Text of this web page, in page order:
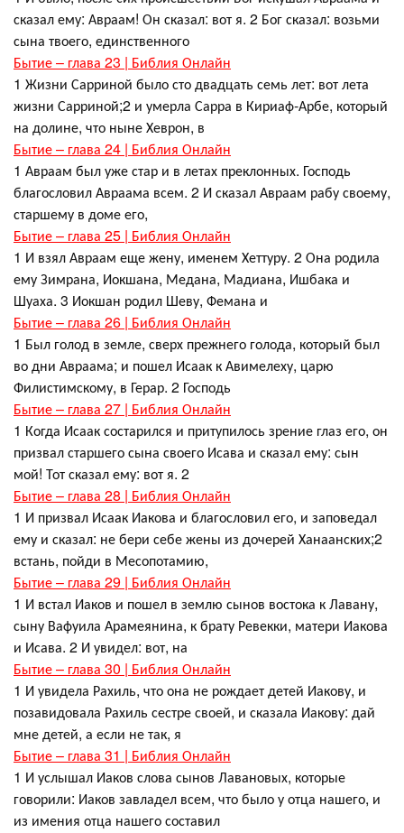
сказал ему: Авраам! Он сказал: вот я. 2 Бог сказал: возьми
сына твоего, единственного
Бытие – глава 23 | Библия Онлайн
1 Жизни Сарриной было сто двадцать семь лет: вот лета
жизни Сарриной;2 и умерла Сарра в Кириаф-Арбе, который
на долине, что ныне Хеврон, в
Бытие – глава 24 | Библия Онлайн
1 Авраам был уже стар и в летах преклонных. Господь
благословил Авраама всем. 2 И сказал Авраам рабу своему,
старшему в доме его,
Бытие – глава 25 | Библия Онлайн
1 И взял Авраам еще жену, именем Хеттуру. 2 Она родила
ему Зимрана, Иокшана, Медана, Мадиана, Ишбака и
Шуаха. 3 Иокшан родил Шеву, Фемана и
Бытие – глава 26 | Библия Онлайн
1 Был голод в земле, сверх прежнего голода, который был
во дни Авраама; и пошел Исаак к Авимелеху, царю
Филистимскому, в Герар. 2 Господь
Бытие – глава 27 | Библия Онлайн
1 Когда Исаак состарился и притупилось зрение глаз его, он
призвал старшего сына своего Исава и сказал ему: сын
мой! Тот сказал ему: вот я. 2
Бытие – глава 28 | Библия Онлайн
1 И призвал Исаак Иакова и благословил его, и заповедал
ему и сказал: не бери себе жены из дочерей Ханаанских;2
встань, пойди в Месопотамию,
Бытие – глава 29 | Библия Онлайн
1 И встал Иаков и пошел в землю сынов востока к Лавану,
сыну Вафуила Арамеянина, к брату Ревекки, матери Иакова
и Исава. 2 И увидел: вот, на
Бытие – глава 30 | Библия Онлайн
1 И увидела Рахиль, что она не рождает детей Иакову, и
позавидовала Рахиль сестре своей, и сказала Иакову: дай
мне детей, а если не так, я
Бытие – глава 31 | Библия Онлайн
1 И услышал Иаков слова сынов Лавановых, которые
говорили: Иаков завладел всем, что было у отца нашего, и
из имения отца нашего составил